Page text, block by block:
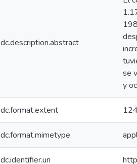
dc.description.abstract
se
y
dc.format.extent
dc.format.mimetype
dc.identifier.uri